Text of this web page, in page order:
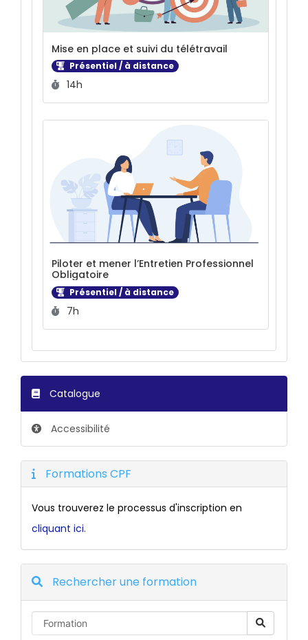
Mise en place et suivi du télétravail
Présentiel / à distance
Durée :
14h
Piloter et mener l’Entretien Professionnel
Obligatoire
Présentiel / à distance
Durée :
7h
Catalogue
Accessibilité
Formations CPF
Vous trouverez le processus d'inscription en
cliquant ici.
Rechercher une formation